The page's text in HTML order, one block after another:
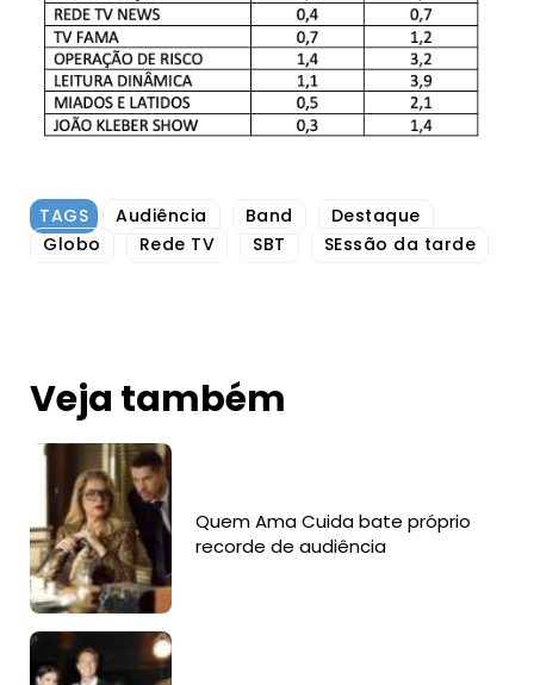
TAGS Audiência Band
Destaque
Globo
Rede TV SBT SEssão da tarde
Veja também
Quem Ama Cuida bate próprio
recorde de audiência